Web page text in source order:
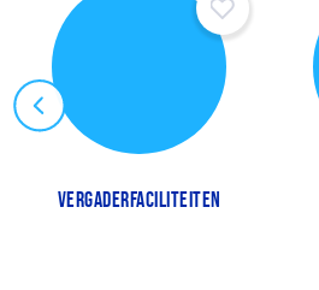
VERGADERFACILITEITEN